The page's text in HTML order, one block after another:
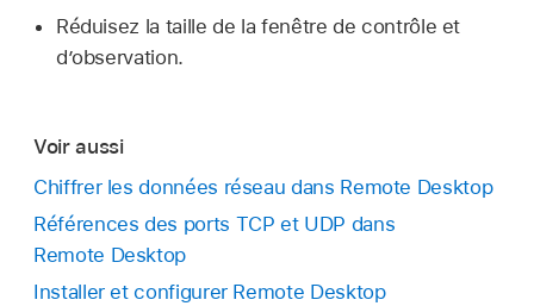
Réduisez la taille de la fenêtre de contrôle et
d’observation.
Voir aussi
Chiffrer les données réseau dans Remote Desktop
Références des ports TCP et UDP dans
Remote Desktop
Installer et configurer Remote Desktop